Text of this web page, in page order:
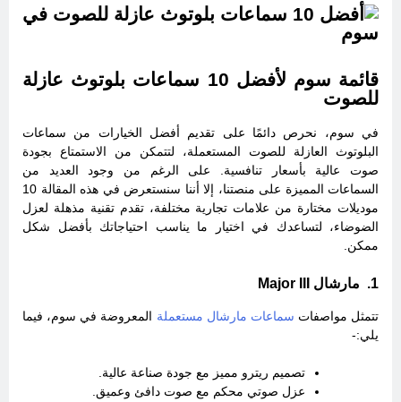
قائمة سوم لأفضل 10 سماعات بلوتوث عازلة
للصوت
في سوم، نحرص دائمًا على تقديم أفضل الخيارات من سماعات
البلوتوث العازلة للصوت المستعملة، لتتمكن من الاستمتاع بجودة
صوت عالية بأسعار تنافسية. على الرغم من وجود العديد من
السماعات المميزة على منصتنا، إلا أننا سنستعرض في هذه المقالة 10
موديلات مختارة من علامات تجارية مختلفة، تقدم تقنية مذهلة لعزل
الضوضاء، لتساعدك في اختيار ما يناسب احتياجاتك بأفضل شكل
ممكن.
1. مارشال Major III
تتمثل مواصفات سماعات مارشال مستعملة المعروضة في سوم، فيما
يلي:-
تصميم ريترو مميز مع جودة صناعة عالية.
عزل صوتي محكم مع صوت دافئ وعميق.